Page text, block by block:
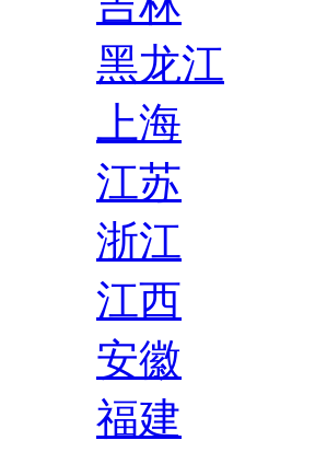
黑龙江
上海
江苏
浙江
江西
安徽
福建